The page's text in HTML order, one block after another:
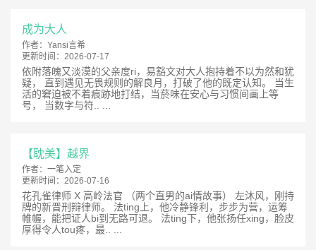
成为大人
作者： Yansi言希
更新时间： 2026-07-17
依附落魄又淡漠的父亲度ri，易豁文对大人抱持着不以为然和犹
疑， 直到遇见无畏规则的解良月，打破了他的既定认知。 当生
活的窘迫被不着痕跡地打结，当菸味在安心与习惯间画上等
号， 当数字与符.. ...
【耽美】越界
作者： 一笔入定
更新时间： 2026-07-16
花孔雀律师 X 高岭法官 （两个直男的ai情故事） 左沐风，刚持
牌的新晋刑辩律师。 法ting上，他冷静锋利，步步为营，运筹
帷幄，能把证人bi到无路可退。 法ting下，他张扬任xing，脸皮
厚得令人tou疼，最.. ...